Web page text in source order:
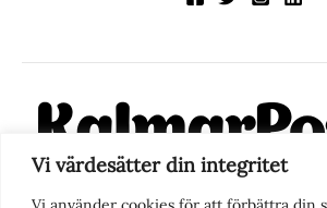
Vi värdesätter din integritet
KalmarPosten är en modern